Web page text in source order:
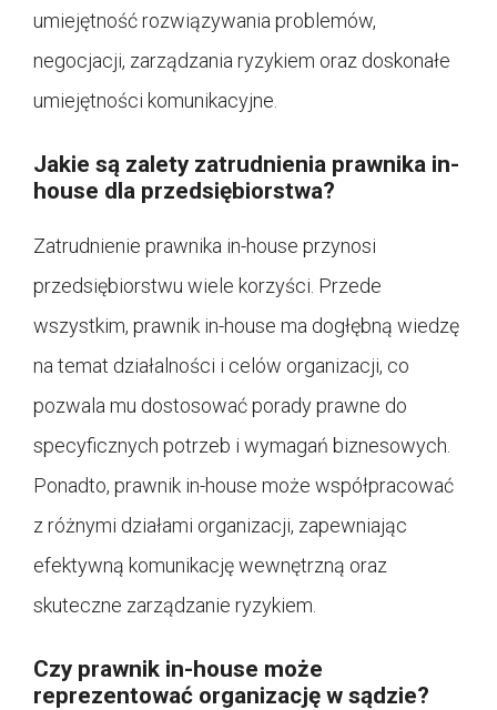
umiejętność rozwiązywania problemów,
negocjacji, zarządzania ryzykiem oraz doskonałe
umiejętności komunikacyjne.
Jakie są zalety zatrudnienia prawnika in-
house dla przedsiębiorstwa?
Zatrudnienie prawnika in-house przynosi
przedsiębiorstwu wiele korzyści. Przede
wszystkim, prawnik in-house ma dogłębną wiedzę
na temat działalności i celów organizacji, co
pozwala mu dostosować porady prawne do
specyficznych potrzeb i wymagań biznesowych.
Ponadto, prawnik in-house może współpracować
z różnymi działami organizacji, zapewniając
efektywną komunikację wewnętrzną oraz
skuteczne zarządzanie ryzykiem.
Czy prawnik in-house może
reprezentować organizację w sądzie?